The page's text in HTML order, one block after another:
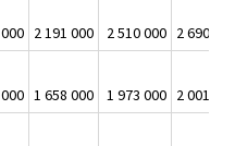
2 191 000 2 510 000 2 690 000
1 658 000 1 973 000 2 001 000